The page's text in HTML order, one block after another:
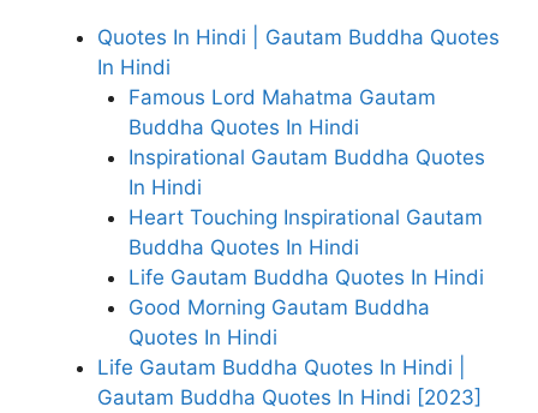
Quotes In Hindi | Gautam Buddha Quotes
In Hindi
Famous Lord Mahatma Gautam
Buddha Quotes In Hindi
Inspirational Gautam Buddha Quotes
In Hindi
Heart Touching Inspirational Gautam
Buddha Quotes In Hindi
Life Gautam Buddha Quotes In Hindi
Good Morning Gautam Buddha
Quotes In Hindi
Life Gautam Buddha Quotes In Hindi |
Gautam Buddha Quotes In Hindi [2023]